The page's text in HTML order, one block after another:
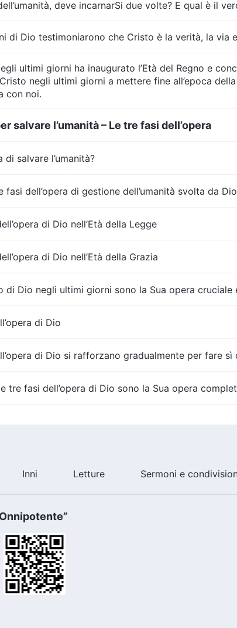
deve incarnarSi due volte? E qual è il
di Dio testimoniarono che Cristo è la verità, la
ultimi giorni ha inaugurato l’Età del Regno e
negli ultimi giorni a mettere fine all’epoca
con noi.
salvare l’umanità – Le tre fasi dell’opera
di salvare l’umanità?
dell’opera di gestione dell’umanità svolta da Dio
di Dio nell’Età della Legge
di Dio nell’Età della Grazia
Dio negli ultimi giorni sono la Sua opera cruciale
di Dio
di Dio si rafforzano gradualmente per fare
tre fasi dell’opera di Dio sono la Sua opera
Inni Letture Sermoni e